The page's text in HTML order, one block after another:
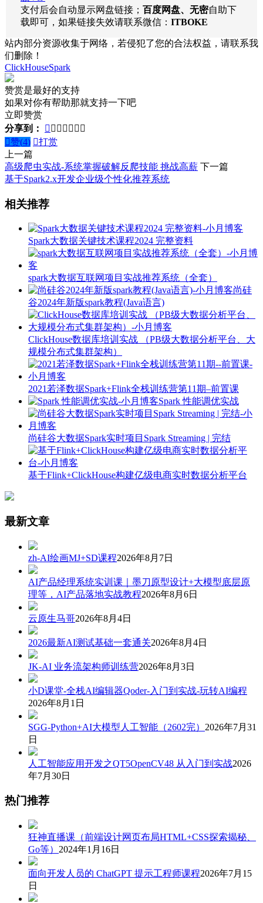
支付后会自动显示网盘链接； 百度网盘、无密自助下
载即可，如果链接失效请联系微信： ITBOKE
站内部分资源收集于网络，若侵犯了您的合法权益，请联系我
们删除！
ClickHouseSpark
赞赏是最好的支持
如果对你有帮助那就支持一下吧
立即赞赏
分享到：
      
赞(4) 打赏
上一篇
高级爬虫实战-系统掌握破解反爬技能 挑战高薪 下一篇
基于Spark2.x开发企业级个性化推荐系统
相关推荐
Spark大数据关键技术课程2024 完整资料
spark大数据互联网项目实战推荐系统（全套）
尚硅
谷2024年新版spark教程(Java语言)
ClickHouse数据库培训实战 （PB级大数据分析平台、大
规模分布式集群架构）
2021若泽数据Spark+Flink全栈训练营第11期–前置课
Spark 性能调优实战
尚硅谷大数据Spark实时项目Spark Streaming | 完结
基于Flink+ClickHouse构建亿级电商实时数据分析平台
最新文章
zh-AI绘画MJ+SD课程2026年8月7日
AI产品经理系统实训课｜墨刀原型设计+大模型底层原
理等，AI产品落地实战教程2026年8月6日
云原生马哥2026年8月4日
2026最新AI测试基础一套通关2026年8月4日
JK-AI 业务流架构师训练营2026年8月3日
小D课堂-全栈AI编辑器Qoder-入门到实战-玩转AI编程
2026年8月1日
SGG-Python+AI大模型人工智能（2602完） 2026年7月31
日
人工智能应用开发之QT5OpenCV48 从入门到实战2026
年7月30日
热门推荐
狂神直播课（前端设计网页布局HTML+CSS探索揭秘、
Go等） 2024年1月16日
面向开发人员的 ChatGPT 提示工程师课程2026年7月15
日